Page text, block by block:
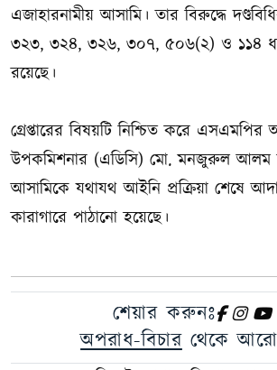
এজাহারনামীয় আসামি। তার বিরুদ্ধে
৩২৩, ৩২৪, ৩২৬, ৩০৭, ৫০৬(২) ও ১১৪
রয়েছে।
গ্রেপ্তারের বিষয়টি নিশ্চিত করে এসএমপির
উপকমিশনার (এডিসি) মো. মনজুরুল আলম
আসামিকে যথাযথ আইনি প্রক্রিয়া শেষে
কারাগারে পাঠানো হয়েছে।
শেয়ার করুনঃ
অপরাধ-বিচারথেকে